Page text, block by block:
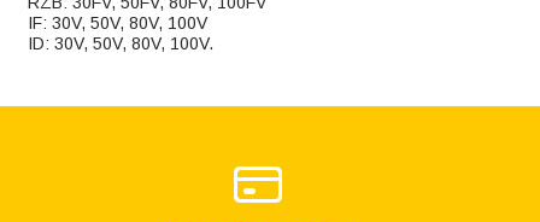
IF: 30V, 50V, 80V, 100V
ID: 30V, 50V, 80V, 100V.